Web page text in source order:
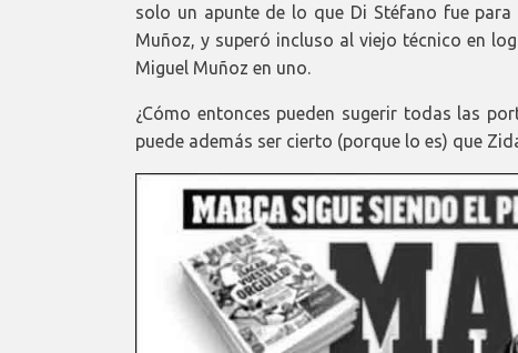
solo un apunte de lo que Di Stéfano fue para
Muñoz, y superó incluso al viejo técnico en
Miguel Muñoz en uno.
¿Cómo entonces pueden sugerir todas las
puede además ser cierto (porque lo es) que